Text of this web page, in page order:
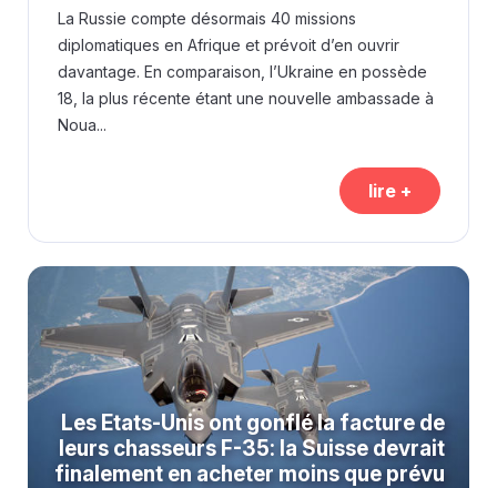
La Russie compte désormais 40 missions
diplomatiques en Afrique et prévoit d’en ouvrir
davantage. En comparaison, l’Ukraine en possède
18, la plus récente étant une nouvelle ambassade à
Noua...
lire +
Les Etats-Unis ont gonflé la facture de
leurs chasseurs F-35: la Suisse devrait
finalement en acheter moins que prévu